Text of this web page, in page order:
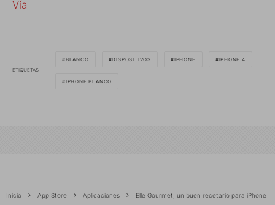
Vía
ETIQUETAS
BLANCO DISPOSITIVOS IPHONE IPHONE 4
IPHONE BLANCO
Inicio App Store Aplicaciones Elle Gourmet, un buen recetario para iPhone